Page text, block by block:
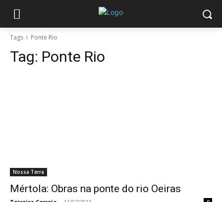
Tags Ponte Rio
Tag: Ponte Rio
Nossa Terra
Mértola: Obras na ponte do rio Oeiras